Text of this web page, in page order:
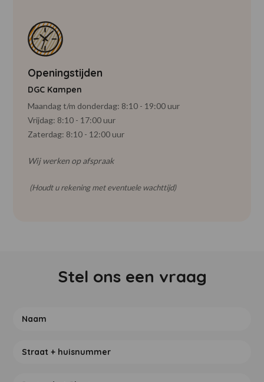
Openingstijden
DGC Kampen
Maandag t/m donderdag: 8:10 - 19:00 uur
Vrijdag: 8:10 - 17:00 uur
Zaterdag: 8:10 - 12:00 uur
Wij werken op afspraak
(Houdt u rekening met eventuele wachttijd)
Stel ons een vraag